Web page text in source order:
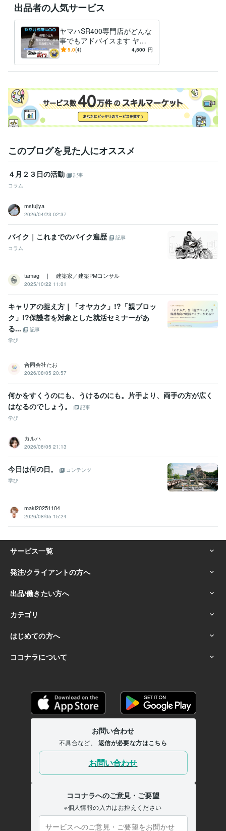
ガソリン2級自動車整備士 取得年 : 1983年
普通自動車運転免許 取得年 : 1981年
普通自動二輪免許 取得年 : 1982年
中型自動車第一種運転免許 取得年 : 1980年
二級自動車整備士（ガソリン・ジーゼル・シャシ・二輪）
981年
ガス溶接技能者 取得年 : 1980年
得意分野
学習指導・資格・キャリア相談 オートバイの整備
学歴
出品者の人気サービス
ヤマハSR400専門店がどんな
事でもアドバイスます ヤマ
ハSR400専門店が全面アドバ
5.0(4) 4,500 円
このブログを見た人にオススメ
４月２３日の活動
記事
コラム
msfujiya
2026/04/23 02:37
バイク｜これまでのバイク遍歴
記事
コラム
tamag ｜ 建築家／建築PMコンサル
2025/10/22 11:01
キャリアの捉え方｜「オヤカク」!?「親ブロッ
ク」!?保護者を対象とした就活セミナーがあ
る...
記事
学び
合同会社たお
2026/08/05 20:57
何かをすくうのにも、うけるのにも。片手より、両手の方が広く
はなるのでしょう。
記事
学び
カルハ
2026/08/05 21:13
今日は何の日。
コンテンツ
学び
maki20251104
2026/08/05 15:24